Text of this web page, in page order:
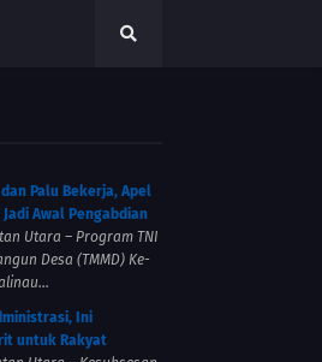
Palu Bekerja, Apel
Jadi Awal Pengabdian
Utara – Program TNI
Desa (TMMD) Ke-
Ini
untuk Rakyat